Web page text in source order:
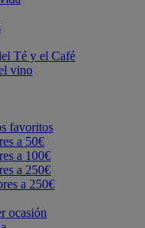
Té y el Café
vino
favoritos
a 50€
a 100€
a 250€
a 250€
ocasión